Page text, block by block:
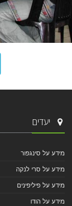
יעדים
מידע על סינגפור
מידע על סרי לנקה
מידע על פיליפינים
מידע על הודו